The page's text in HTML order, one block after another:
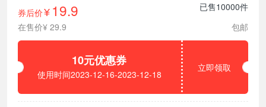
券后价¥ 19.9
已售10000件
在售价¥ 29.9
包邮
10元优惠券
使用时间2023-12-16-2023-12-18
立即领取